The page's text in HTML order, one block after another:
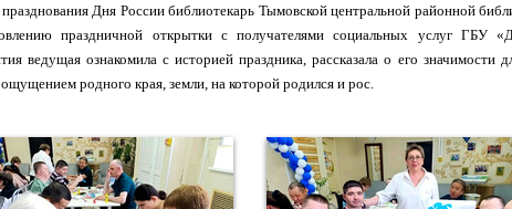
Дня России библиотекарь Тымовской центральной районной
праздничной открытки с получателями социальных услуг ГБУ
ведущая ознакомила с историей праздника, рассказала о его
ощущением родного края, земли, на которой родился и рос.